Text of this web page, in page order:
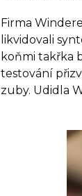
Firma
likvidovali
koňmi takřka
testování
zuby. Udidla